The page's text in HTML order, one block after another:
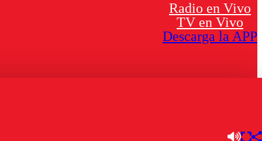
Radio en Vivo
TV en Vivo
Descarga la APP